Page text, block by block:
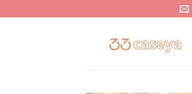
to